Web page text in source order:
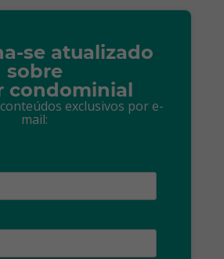
se atualizado
sobre
condominial
conteúdos exclusivos por e-
mail: